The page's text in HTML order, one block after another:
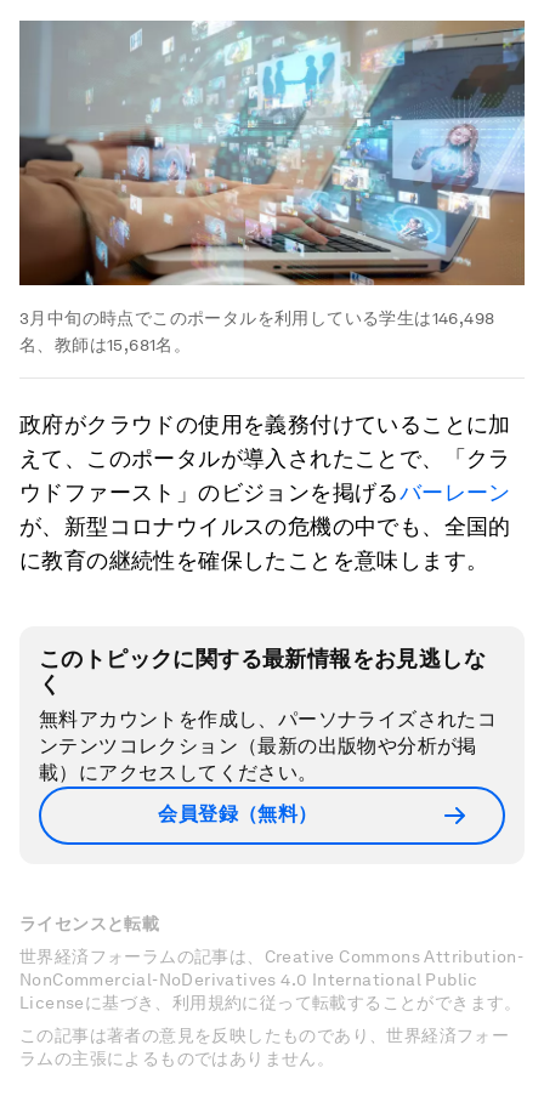
3月中旬の時点でこのポータルを利用している学生は146,498
名、教師は15,681名。
政府がクラウドの使用を義務付けていることに加
えて、このポータルが導入されたことで、「クラ
ウドファースト」のビジョンを掲げるバーレーン
が、新型コロナウイルスの危機の中でも、全国的
に教育の継続性を確保したことを意味します。
このトピックに関する最新情報をお見逃しな
く
無料アカウントを作成し、パーソナライズされたコ
ンテンツコレクション（最新の出版物や分析が掲
載）にアクセスしてください。
会員登録（無料）
ライセンスと転載
世界経済フォーラムの記事は、Creative Commons Attribution-
NonCommercial-NoDerivatives 4.0 International Public
Licenseに基づき、利用規約に従って転載することができます。
この記事は著者の意見を反映したものであり、世界経済フォー
ラムの主張によるものではありません。